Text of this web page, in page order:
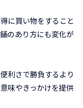
に買い物をすること
のあり方にも変化が
利さで勝負するより
味やきっかけを提供